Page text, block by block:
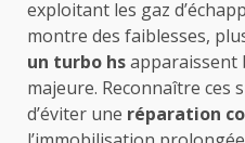
exploitant les gaz
montre des faiblesses,
un turbo hsapparaissent
majeure. Reconnaître ces
d’éviter une réparation